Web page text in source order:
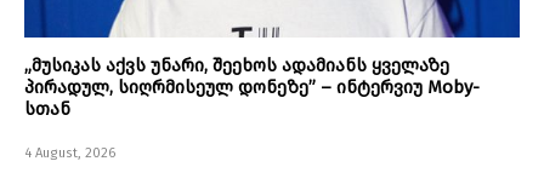
„მუსიკას აქვს უნარი, შეეხოს ადამიანს ყველაზე
პირადულ, სიღრმისეულ დონეზე” – ინტერვიუ Moby-
სთან
4 August, 2026